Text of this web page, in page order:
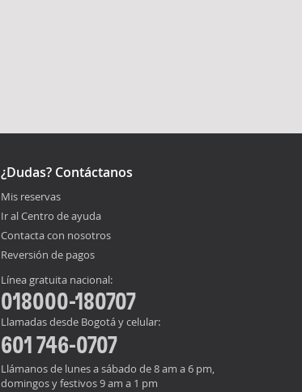
¿Dudas? Contáctanos
Mis reservas
Ir al Centro de ayuda
Contacta con nosotros
Reversión de pagos
Línea gratuita nacional:
018000-180707
Llamadas desde Bogotá y celular:
601 746-0707
Llámanos de lunes a sábado de 8 am a 6 pm,
domingos y festivos 9 am a 1 pm